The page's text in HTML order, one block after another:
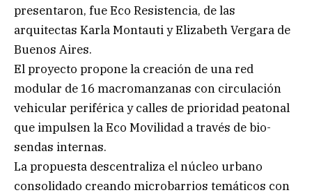
presentaron, fue Eco Resistencia, de las
arquitectas Karla Montauti y Elizabeth Vergara de
Buenos Aires.
El proyecto propone la creación de una red
modular de 16 macromanzanas con circulación
vehicular periférica y calles de prioridad peatonal
que impulsen la Eco Movilidad a través de bio-
sendas internas.
La propuesta descentraliza el núcleo urbano
consolidado creando microbarrios temáticos con